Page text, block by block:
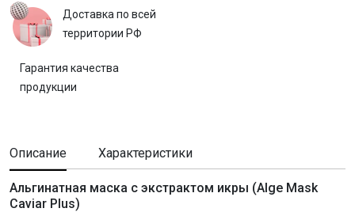
Доставка по всей
территории РФ
Гарантия качества
продукции
Описание Характеристики
Альгинатная маска с экстрактом икры (Alge Mask
Caviar Plus)